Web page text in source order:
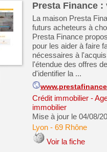
Presta Finance
La maison Presta
futurs acheteurs à
Presta Finance
pour les aider à faire
nécessaires à
l'étendue des offres
d'identifier la ...
Crédit immobilier-
immobilier
Mise à jour le 04/08/
Lyon- 69 Rhône
Voir la fiche